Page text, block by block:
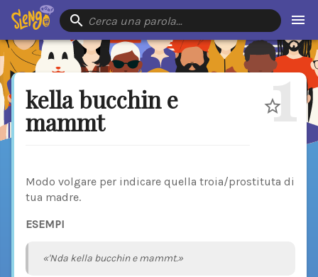
Cerca una parola…
kella bucchin e
mammt 1
Modo volgare per indicare quella troia/prostituta di
tua madre.
ESEMPI
«'Nda kella bucchin e mammt.»